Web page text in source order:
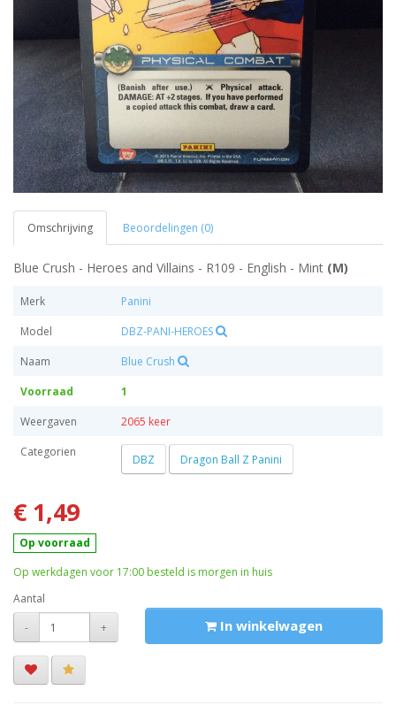
Omschrijving Beoordelingen (0)
Blue Crush - Heroes and Villains - R109 - English - Mint (M)
Merk
Panini
Model
DBZ-PANI-HEROES
Naam
Blue Crush
Voorraad
1
Weergaven
2065 keer
Categorien
DBZ Dragon Ball Z Panini
€ 1,49
Op voorraad
Op werkdagen voor 17:00 besteld is morgen in huis
Aantal
-
+ In winkelwagen